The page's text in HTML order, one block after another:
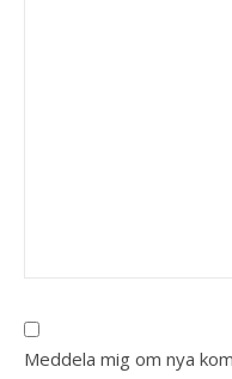
Meddela mig om nya